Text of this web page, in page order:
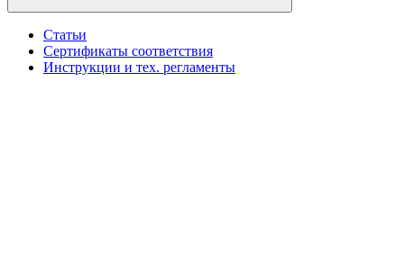
Статьи
Сертификаты соответствия
Инструкции и тех. регламенты